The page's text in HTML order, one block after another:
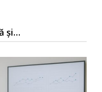
și…